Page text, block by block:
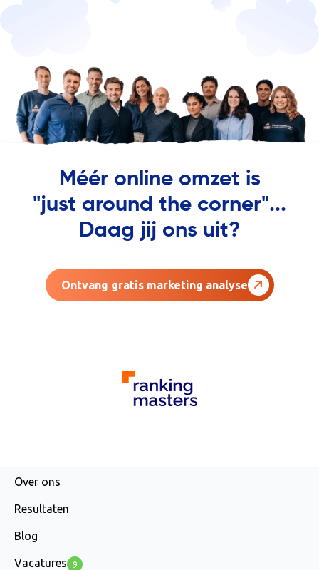
Méér online omzet is
"just around the corner"...
Daag jij ons uit?
Ontvang gratis marketing analyse
Over ons
Resultaten
Blog
Vacatures 9